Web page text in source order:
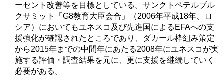
ーセント改善等を目標としている。サンクトペテルブル
クサミット「G8教育大臣会合」（2006年平成18年、ロ
シア）においてもユネスコ及び先進国によるEFAへの支
援強化が確認されたところであり、ダカール枠組み策定
から2015年までの中間年にあたる2008年にユネスコが実
施する評価・調査結果を元に、更に支援を継続していく
必要がある。